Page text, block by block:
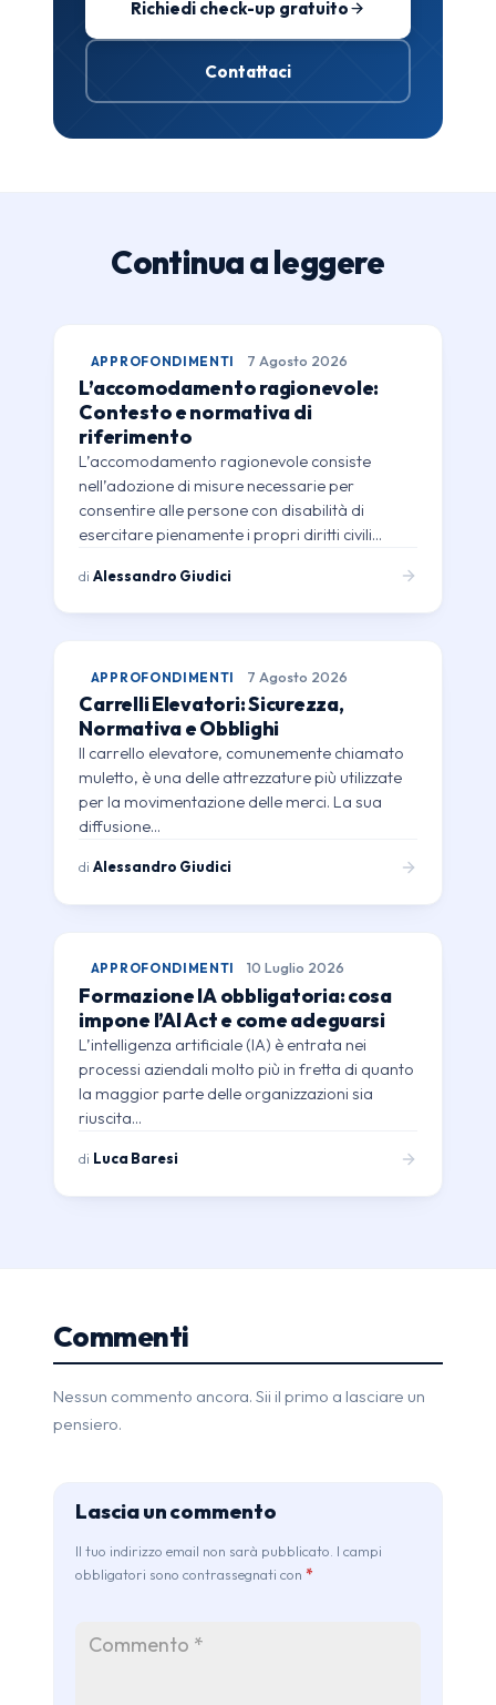
Richiedi check-up gratuito
Contattaci
Continua a leggere
APPROFONDIMENTI 7 Agosto 2026
L’accomodamento ragionevole:
Contesto e normativa di
riferimento
L’accomodamento ragionevole consiste
nell’adozione di misure necessarie per
consentire alle persone con disabilità di
esercitare pienamente i propri diritti civili…
diAlessandro Giudici
APPROFONDIMENTI 7 Agosto 2026
Carrelli Elevatori: Sicurezza,
Normativa e Obblighi
Il carrello elevatore, comunemente chiamato
muletto, è una delle attrezzature più utilizzate
per la movimentazione delle merci. La sua
diffusione…
diAlessandro Giudici
APPROFONDIMENTI 10 Luglio 2026
Formazione IA obbligatoria: cosa
impone l’AI Act e come adeguarsi
L’intelligenza artificiale (IA) è entrata nei
processi aziendali molto più in fretta di quanto
la maggior parte delle organizzazioni sia
riuscita…
di Luca Baresi
Commenti
Nessun commento ancora. Sii il primo a lasciare un
pensiero.
Lascia un commento
Il tuo indirizzo email non sarà pubblicato. I campi
obbligatori sono contrassegnati con *